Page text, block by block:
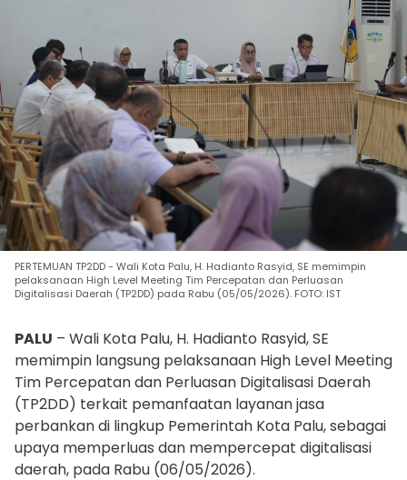
PERTEMUAN TP2DD - Wali Kota Palu, H. Hadianto Rasyid, SE memimpin
pelaksanaan High Level Meeting Tim Percepatan dan Perluasan
Digitalisasi Daerah (TP2DD) pada Rabu (05/05/2026). FOTO: IST
PALU – Wali Kota Palu, H. Hadianto Rasyid, SE
memimpin langsung pelaksanaan High Level Meeting
Tim Percepatan dan Perluasan Digitalisasi Daerah
(TP2DD) terkait pemanfaatan layanan jasa
perbankan di lingkup Pemerintah Kota Palu, sebagai
upaya memperluas dan mempercepat digitalisasi
daerah, pada Rabu (06/05/2026).